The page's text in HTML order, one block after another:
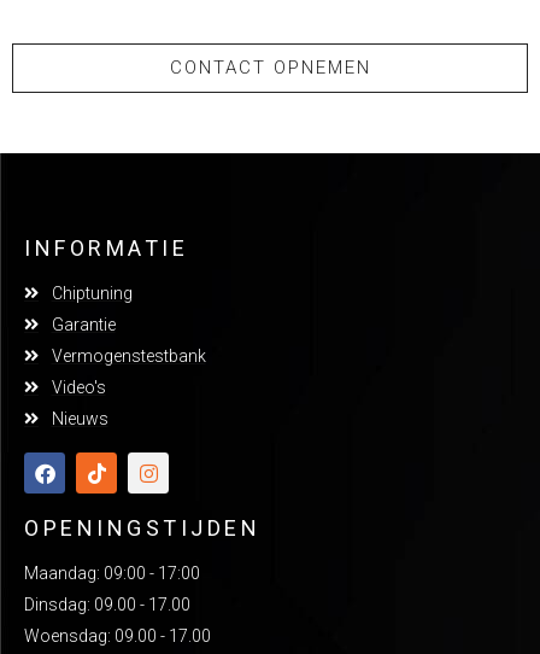
CONTACT OPNEMEN
INFORMATIE
Chiptuning
Garantie
Vermogenstestbank
Video's
Nieuws
OPENINGSTIJDEN
Maandag: 09:00 - 17:00
Dinsdag: 09.00 - 17.00
Woensdag: 09.00 - 17.00